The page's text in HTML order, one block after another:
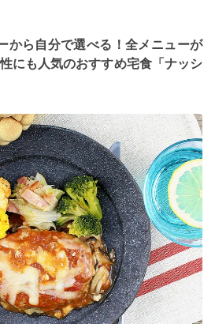
から自分で選べる！全メニューが
にも人気のおすすめ宅食「ナッシ